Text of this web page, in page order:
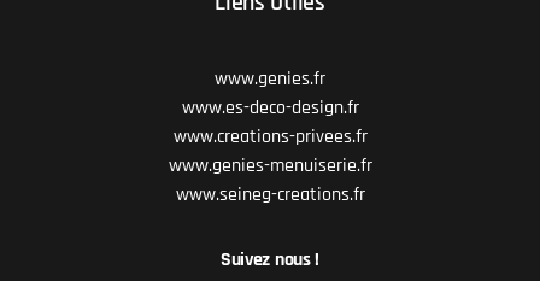
www.genies.fr
www.es-deco-design.fr
www.creations-privees.fr
www.genies-menuiserie.fr
www.seineg-creations.fr
Suivez nous !